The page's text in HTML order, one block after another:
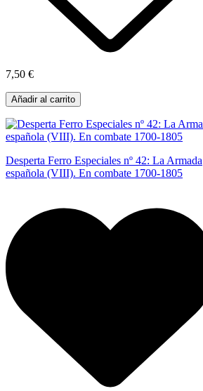
7,50 €
Añadir al carrito
Desperta Ferro Especiales nº 42: La Armada
española (VIII). En combate 1700-1805